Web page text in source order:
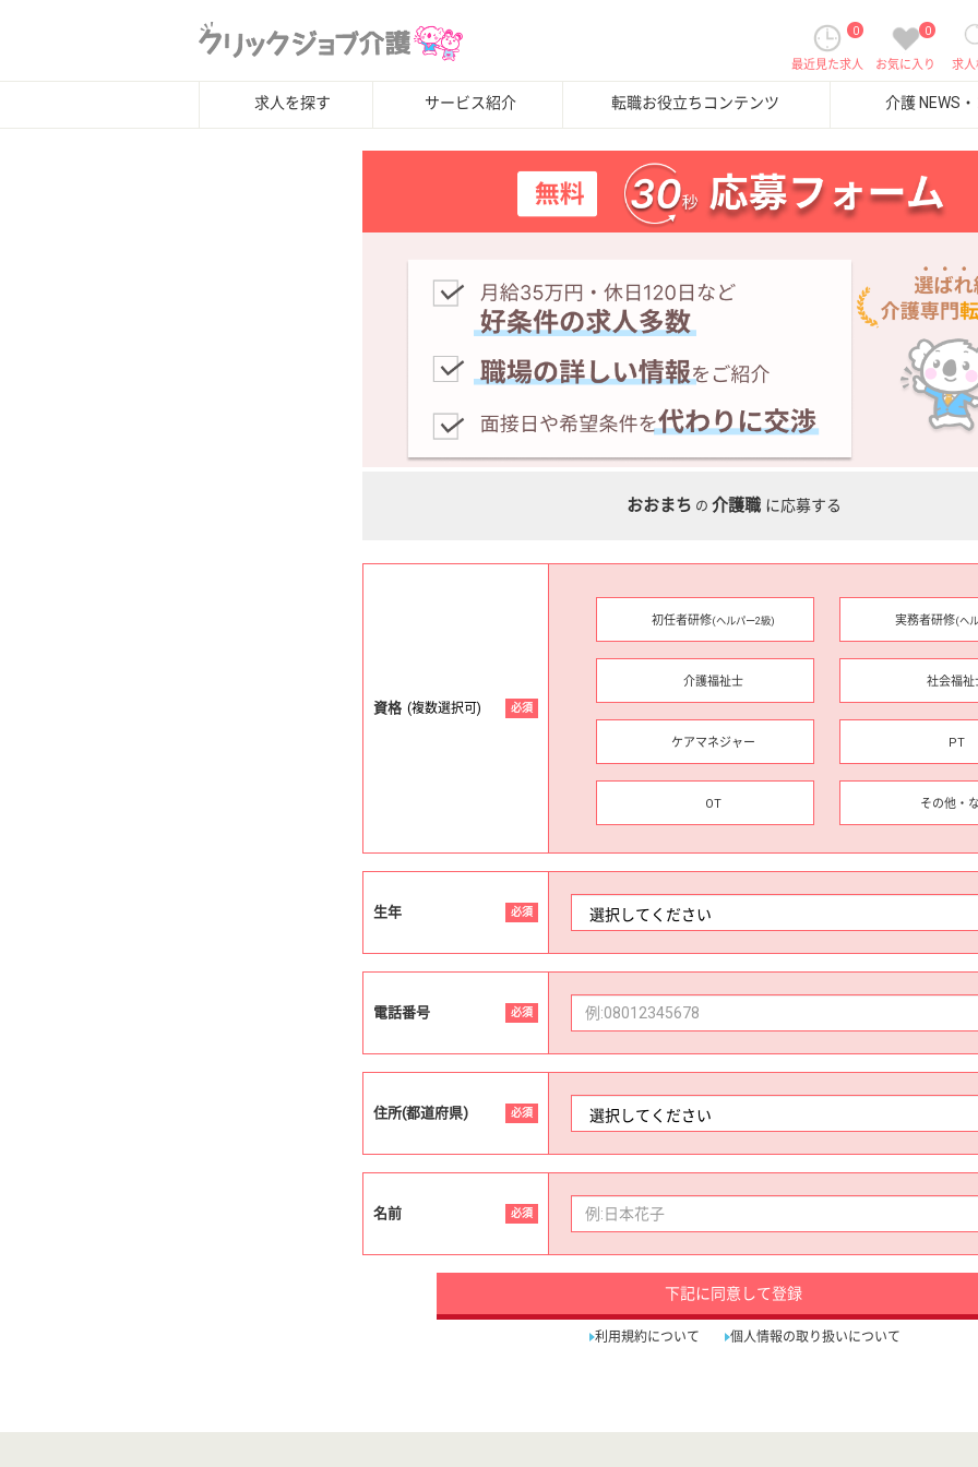
求
0
お気に入り
0
最近見た求人
求人を探す サービス紹介 転職お役立ちコンテンツ 介護 NEWS
おおまち の 介護職 に応募する
資格 (複数選択可) 必須
初任者研修(ヘルパー2級) 実務者研修(ヘ
介護福祉士 社会福祉
ケアマネジャー PT
OT その他・
生年 必須
電話番号 必須
住所(都道府県) 必須
名前 必須
下記に同意して登録
利用規約について 個人情報の取り扱いについて